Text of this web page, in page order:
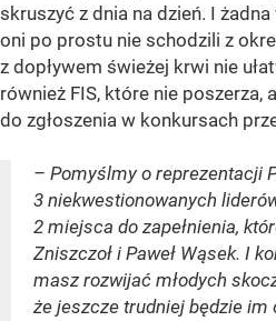
skruszyć z dnia na dzień. I
oni po prostu nie schodzili z
z dopływem świeżej krwi nie
również FIS, które nie poszerza,
do zgłoszenia w konkursach
– Pomyślmy o reprezentacji
3 niekwestionowanych
2 miejsca do zapełnienia,
Zniszczoł i Paweł Wąsek. I
masz rozwijać młodych
że jeszcze trudniej będzie